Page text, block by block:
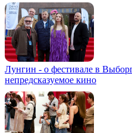
Лунгин - о фестивале в
непредсказуемое кино